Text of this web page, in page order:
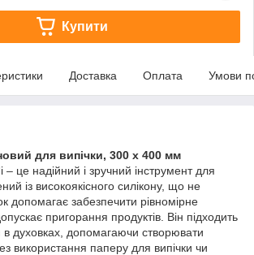
Купити
Доставка Оплата Умови
для випічки, 300 x 400 мм
– це надійний і зручний інструмент для
із високоякісного силікону, що не
допомагає забезпечити рівномірне
пригорання продуктів. Він підходить
в духовках, допомагаючи створювати
використання паперу для випічки чи